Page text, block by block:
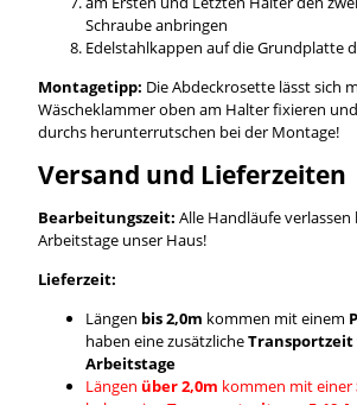
Schraube anbringen
Edelstahlkappen auf die Grundplatte
Montagetipp: Die Abdeckrosette lässt sich
Wäscheklammer oben am Halter fixieren
durchs herunterrutschen bei der Montage!
Versand und Lieferzeiten
Bearbeitungszeit: Alle Handläufe verlassen
Arbeitstage unser Haus!
Lieferzeit:
Längen bis 2,0m kommen mit einem
haben eine zusätzlicheTransportzeit
Arbeitstage
Längen über 2,0m kommen mit einer